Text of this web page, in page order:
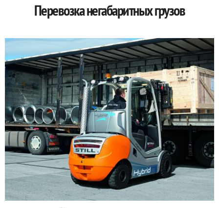
Перевозка негабаритных грузов